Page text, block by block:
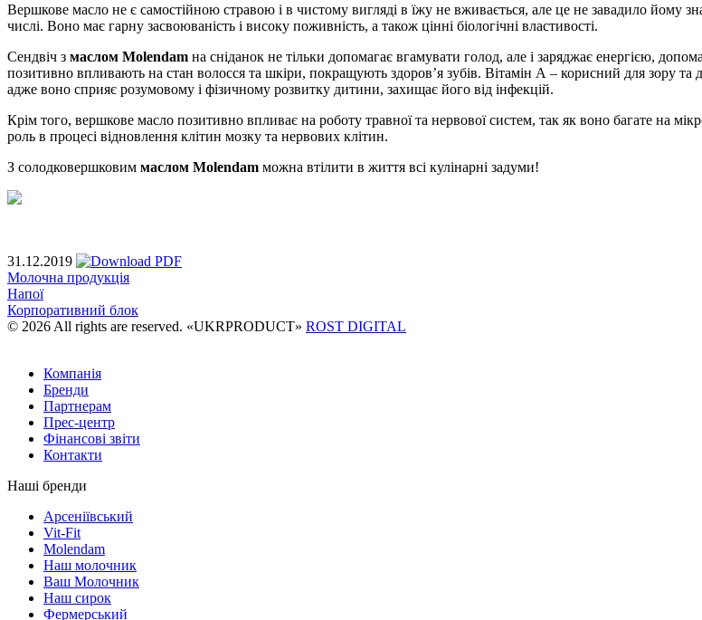
Вершкове масло не є самостійною стравою і в чистому вигляді в їжу не вживається, але це не завадило йому
числі. Воно має гарну засвоюваність і високу поживність, а також цінні біологічні властивості.
Сендвіч з маслом Molendam на сніданок не тільки допомагає вгамувати голод, але і заряджає енергією,
позитивно впливають на стан волосся та шкіри, покращують здоров’я зубів. Вітамін А – корисний для зору та
адже воно сприяє розумовому і фізичному розвитку дитини, захищає його від інфекцій.
Крім того, вершкове масло позитивно впливає на роботу травної та нервової систем, так як воно багате на
роль в процесі відновлення клітин мозку та нервових клітин.
З солодковершковим маслом Molendam можна втілити в життя всі кулінарні задуми!
31.12.2019
Молочна продукція
Напої
Корпоративний блок
© 2026 All rights are reserved. «UKRPRODUCT» ROST DIGITAL
Компанія
Бренди
Партнерам
Прес-центр
Фінансові звіти
Контакти
Наші бренди
Арсеніївський
Vit-Fit
Molendam
Наш молочник
Ваш Молочник
Наш сирок
Фермерський